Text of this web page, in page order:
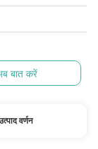
बात करें
वर्णन